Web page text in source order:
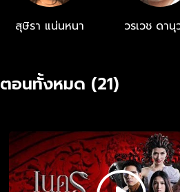
สุษิรา แน่นหนา วรเวช ดา
ตอนทั้งหมด (21)